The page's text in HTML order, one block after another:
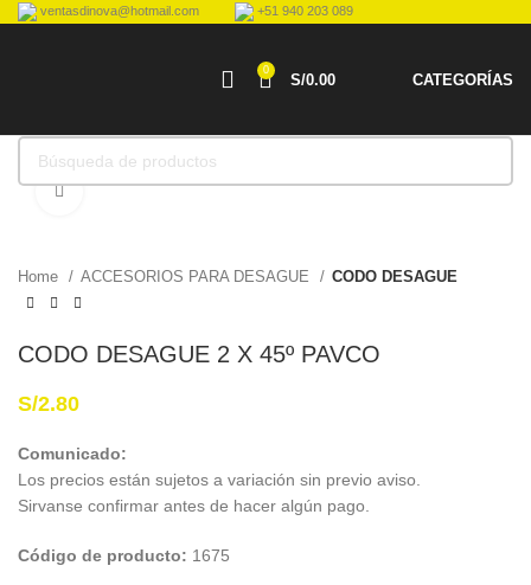
ventasdinova@hotmail.com +51 940 203 089
0
S/0.00 CATEGORÍAS
Haga Click para agrandar
Home ACCESORIOS PARA DESAGUE CODO DESAGUE
CODO DESAGUE 2 X 45º PAVCO
S/2.80
Comunicado:
Los precios están sujetos a variación sin previo aviso.
Sirvanse confirmar antes de hacer algún pago.
Código de producto: 1675